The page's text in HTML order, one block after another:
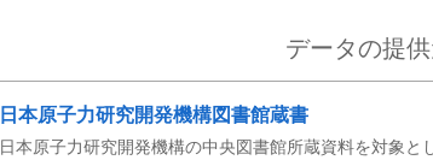
データの提
日本原子力研究開発機構図書館蔵書
日本原子力研究開発機構の中央図書館所蔵資料を対象と